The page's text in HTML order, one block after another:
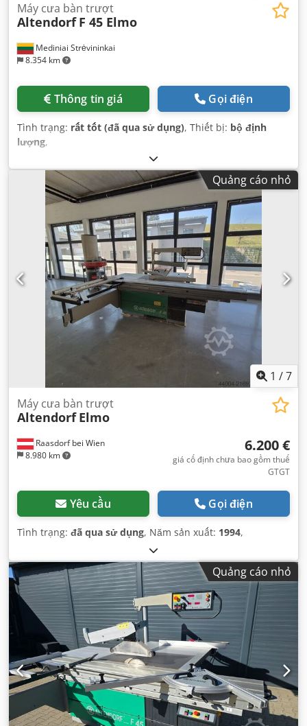
Mediniai Strėvininkai
8.354 km
Máy cưa bàn trượt
Altendorf F 45 Elmo
Thông tin giá Gọi điện
Tình trạng: rất tốt (đã qua sử dụng), Thiết bị: bộ định
lượng,
Quảng cáo nhỏ
1 /7
Raasdorf bei Wien
8.980 km
Máy cưa bàn trượt
Altendorf Elmo
6.200 €
giá cố định chưa bao gồm thuế
GTGT
Yêu cầu Gọi điện
Tình trạng: đã qua sử dụng, Năm sản xuất: 1994,
Quảng cáo nhỏ